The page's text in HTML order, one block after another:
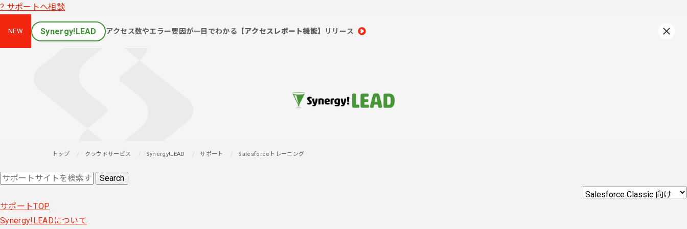
? サポートへ相談
NEW Synergy!LEAD アクセス数やエラー要因が一目でわかる 【アクセスレポート機能】 リリース
トップ クラウドサービス Synergy!LEAD サポート Salesforceトレーニング
サポートTOP
Synergy!LEADについて